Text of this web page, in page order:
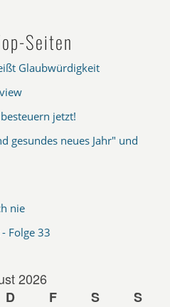
Seiten
Glaubwürdigkeit
jetzt!
gesundes neues Jahr" und
nie
Folge 33
2026
D F S
S